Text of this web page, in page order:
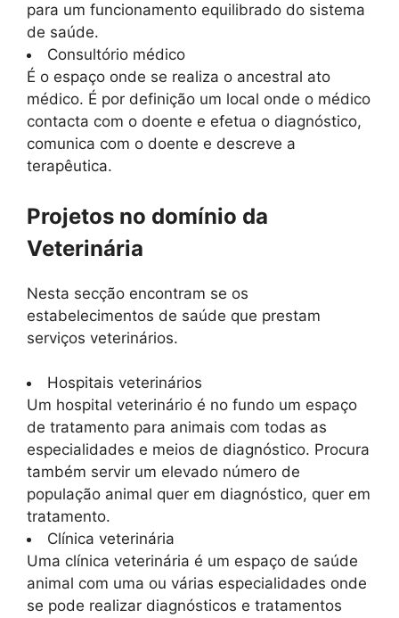
para um funcionamento equilibrado do sistema
de saúde.
Consultório médico
É o espaço onde se realiza o ancestral ato
médico. É por definição um local onde o médico
contacta com o doente e efetua o diagnóstico,
comunica com o doente e descreve a
terapêutica.
Projetos no domínio da
Veterinária
Nesta secção encontram se os
estabelecimentos de saúde que prestam
serviços veterinários.
Hospitais veterinários
Um hospital veterinário é no fundo um espaço
de tratamento para animais com todas as
especialidades e meios de diagnóstico. Procura
também servir um elevado número de
população animal quer em diagnóstico, quer em
tratamento.
Clínica veterinária
Uma clínica veterinária é um espaço de saúde
animal com uma ou várias especialidades onde
se pode realizar diagnósticos e tratamentos